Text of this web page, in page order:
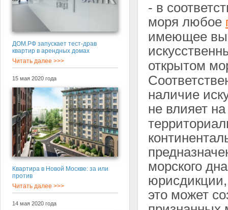
ДОМ.РФ запускает тест-драв
квартир в арендных домах
Читать далее >>>
15 мая 2020 года
Квартира в Новой Москве: за или
против
Читать далее >>>
14 мая 2020 года
- в
моря любое
имеющее
открытом
наличие
не влияет
морского
юрисдикции,
это может